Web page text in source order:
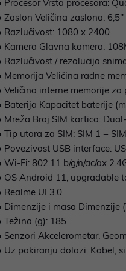
Procesor Vrsta procesora:
Zaslon Veličina zaslona: 6,5"
Razlučivost: 1080 x 2400
Kamera Glavna kamera:
Razlučivost / rezolucija
Memorija Veličina radne
Veličina interne memorije za
Baterija Kapacitet baterije
Mreža Broj SIM kartica:
Tip utora za SIM: SIM 1 +
Povezivost USB interface:
Wi-Fi: 802.11 b/g/n/ac/ax
OS Android 11, upgradable
Realme UI 3.0
Dimenzije i masa Dimenzije
Težina (g): 185
Senzori Akcelerometar,
Uz pakiranju dolazi: Kabel,